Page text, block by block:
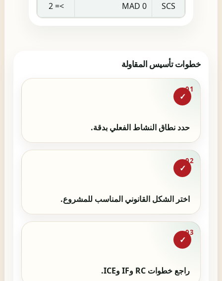
SCS
0 MAD
>= 2
خطوات تأسيس المقاولة
✓
01
حدد نطاق النشاط الفعلي بدقة.
✓
02
اختر الشكل القانوني المناسب للمشروع.
✓
03
راجع خطوات RC وIF وICE.